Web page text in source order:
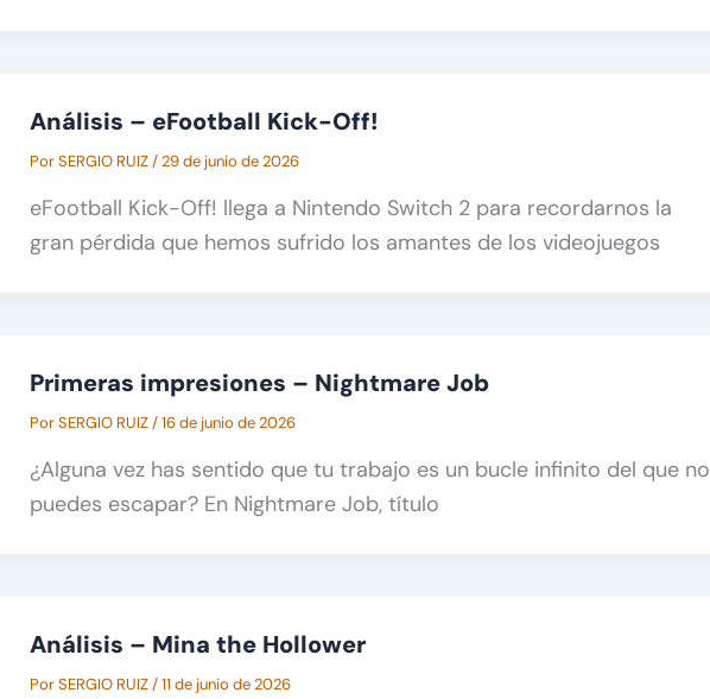
Análisis – eFootball Kick-Off!
PorSERGIO RUIZ/29 de junio de 2026
eFootball Kick-Off! llega a Nintendo Switch 2 para recordarnos la
gran pérdida que hemos sufrido los amantes de los videojuegos
Primeras impresiones – Nightmare Job
PorSERGIO RUIZ/16 de junio de 2026
¿Alguna vez has sentido que tu trabajo es un bucle infinito del que no
puedes escapar? En Nightmare Job, título
Análisis – Mina the Hollower
PorSERGIO RUIZ/11 de junio de 2026